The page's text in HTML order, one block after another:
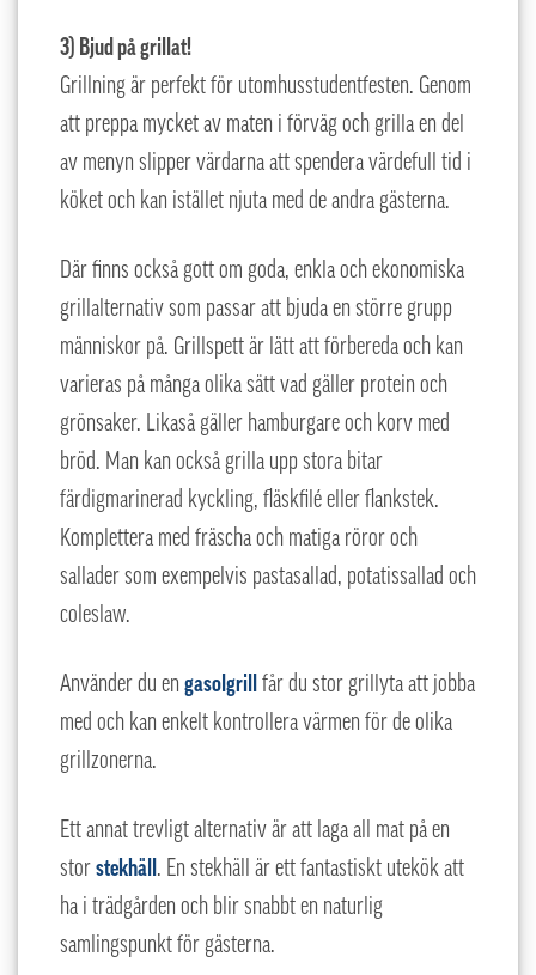
3) Bjud på grillat!
Grillning är perfekt för utomhusstudentfesten. Genom
att preppa mycket av maten i förväg och grilla en del
av menyn slipper värdarna att spendera värdefull tid i
köket och kan istället njuta med de andra gästerna.
Där finns också gott om goda, enkla och ekonomiska
grillalternativ som passar att bjuda en större grupp
människor på. Grillspett är lätt att förbereda och kan
varieras på många olika sätt vad gäller protein och
grönsaker. Likaså gäller hamburgare och korv med
bröd. Man kan också grilla upp stora bitar
färdigmarinerad kyckling, fläskfilé eller flankstek.
Komplettera med fräscha och matiga röror och
sallader som exempelvis pastasallad, potatissallad och
coleslaw.
Använder du en gasolgrill får du stor grillyta att jobba
med och kan enkelt kontrollera värmen för de olika
grillzonerna.
Ett annat trevligt alternativ är att laga all mat på en
storstekhäll . En stekhäll är ett fantastiskt utekök att
ha i trädgården och blir snabbt en naturlig
samlingspunkt för gästerna.